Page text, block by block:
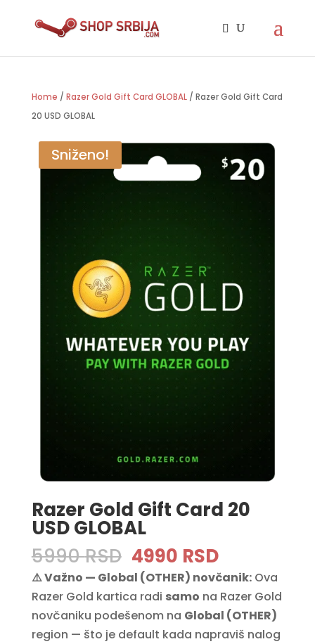
Home / Razer Gold Gift Card GLOBAL/ Razer Gold Gift Card
20 USD GLOBAL
Sniženo!
Razer Gold Gift Card 20
USD GLOBAL
5990RSD Original
price
was:
5990 RSD.
4990 RSDCurrent
price
is:
4990 RSD.
⚠️ Važno — Global (OTHER) novčanik:Ova
Razer Gold kartica radi samo na Razer Gold
novčaniku podešenom na Global (OTHER)
region — što je default kada napraviš nalog